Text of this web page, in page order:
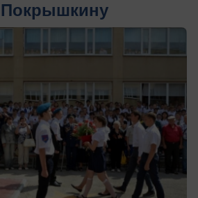
Покрышкину